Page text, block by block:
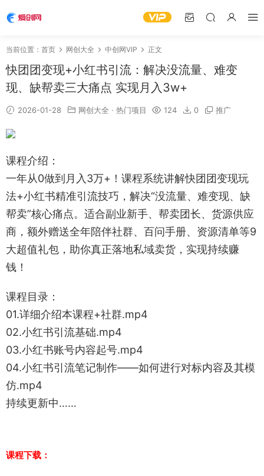
当前位置： 首页 网创大全 中创网VIP 正文
快团团变现+小红书引流：解决没流量、难变
现、缺帮卖三大痛点 实现月入3w+
2026-01-28 网创大全 · 热门项目 124 0 推广
课程介绍：
一年从0做到月入3万+！课程系统讲解快团团变现玩
法+小红书精准引流技巧，解决“没流量、难变现、缺
帮卖”核心痛点。适合副业新手、帮卖团长、货源供应
商，额外赠送全年陪伴社群、百问手册、资源清单等9
大超值礼包，助你真正落地私域卖货，实现持续赚
钱！
课程目录：
01.详细介绍本课程+社群.mp4
02.小红书引流基础.mp4
03.小红书账号内容起号.mp4
04.小红书引流笔记制作——如何进行对标内容及其模
仿.mp4
持续更新中……
课程下载：